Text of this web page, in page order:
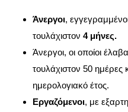
Άνεργοι,
τουλάχιστον 4 μήνες.
Άνεργοι, οι οποίοι
τουλάχιστον 50
ημερολογιακό έτος.
Εργαζόμενοι, με